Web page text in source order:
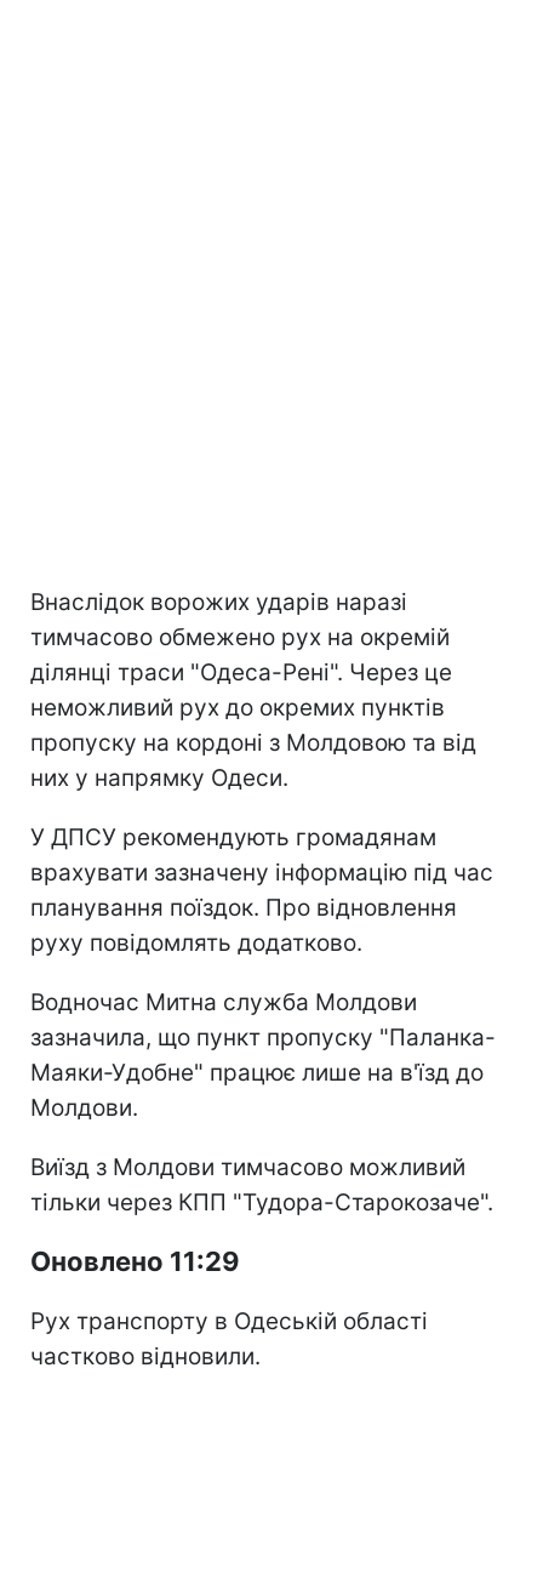
Внаслідок ворожих ударів наразі
тимчасово обмежено рух на окремій
ділянці траси "Одеса-Рені". Через це
неможливий рух до окремих пунктів
пропуску на кордоні з Молдовою та від
них у напрямку Одеси.
У ДПСУ рекомендують громадянам
врахувати зазначену інформацію під час
планування поїздок. Про відновлення
руху повідомлять додатково.
Водночас Митна служба Молдови
зазначила, що пункт пропуску "Паланка-
Маяки-Удобне" працює лише на в'їзд до
Молдови.
Виїзд з Молдови тимчасово можливий
тільки через КПП "Тудора-Старокозаче".
Оновлено 11:29
Рух транспорту в Одеській області
частково відновили.